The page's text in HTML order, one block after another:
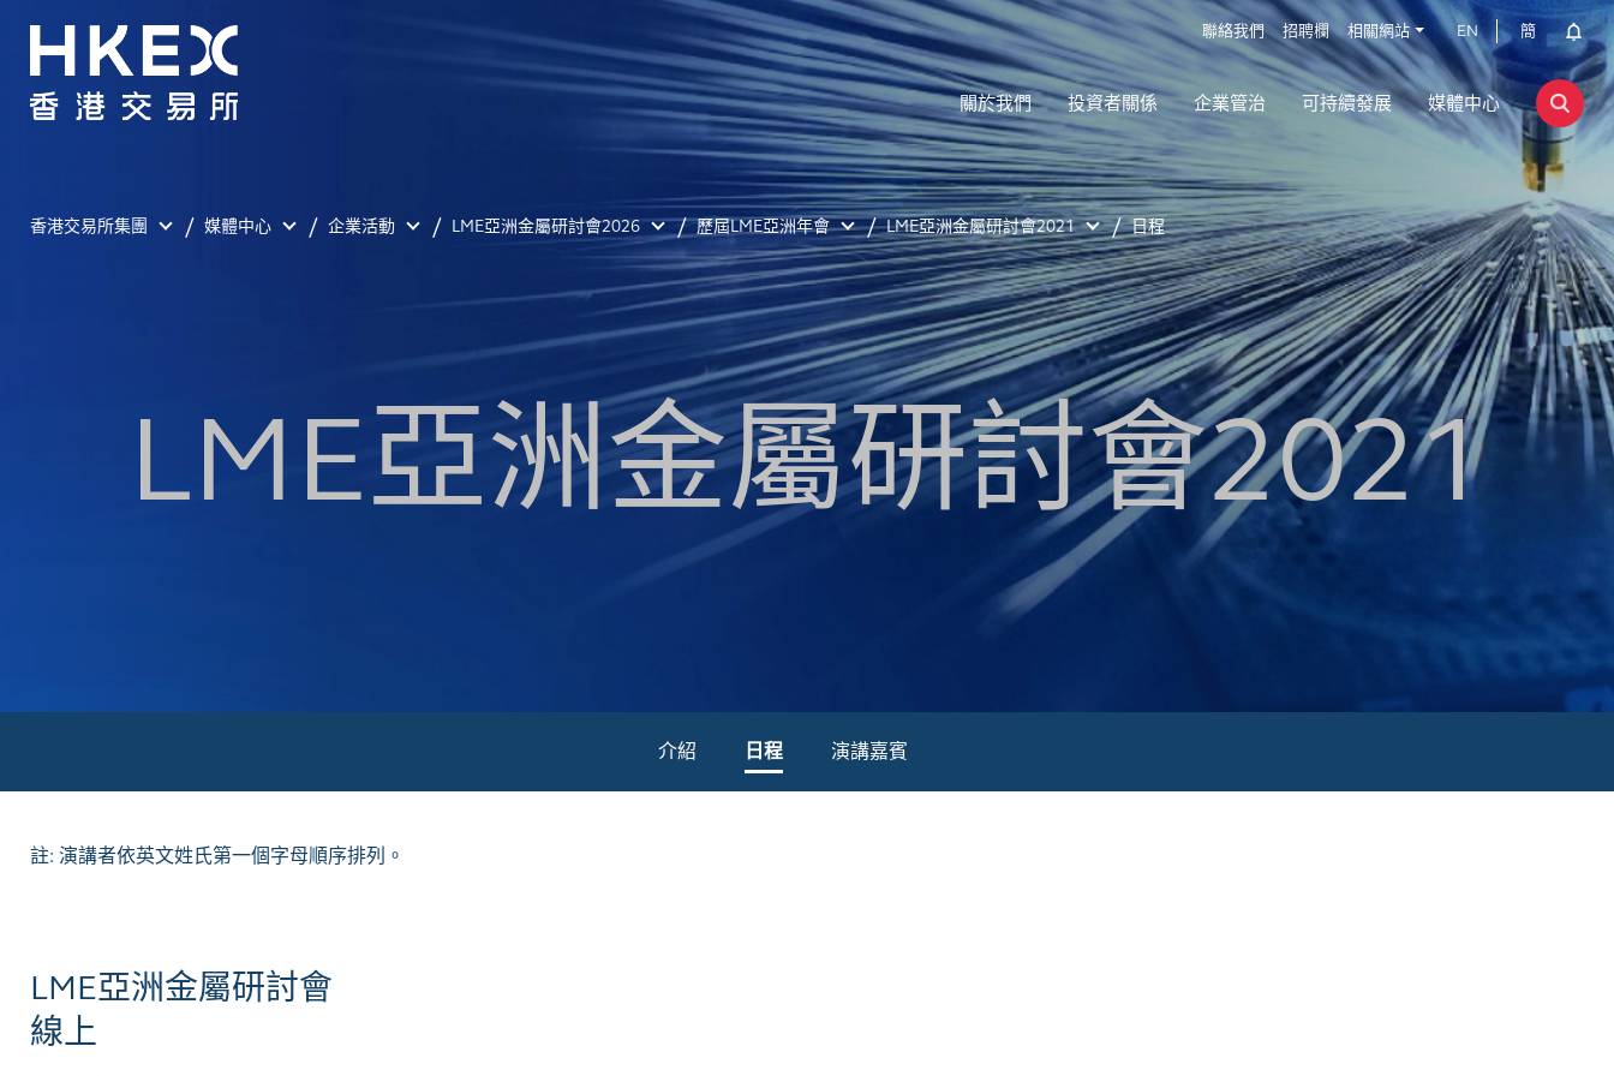
聯絡我們 招聘欄 相關網站 EN 簡
關於我們 投資者關係 企業管治 可持續發展 媒體中心
香港交易所集團 媒體中心 企業活動 LME亞洲金屬研討會2026 歷屆LME亞洲年會 LME亞洲金屬研討會2021 日程
LME亞洲金屬研討會2021
介紹 日程 演講嘉賓
註: 演講者依英文姓氏第一個字母順序排列。
LME亞洲金屬研討會
線上